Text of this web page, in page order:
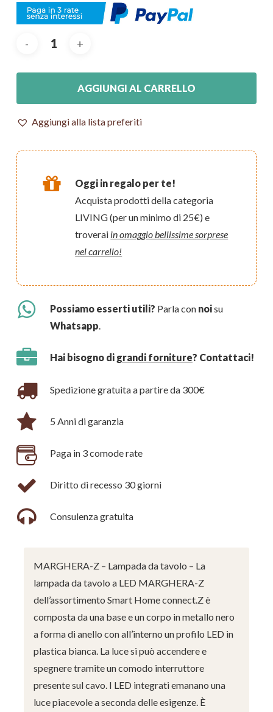
AGGIUNGI AL CARRELLO
Aggiungi alla lista preferiti
Oggi in regalo per te!
Acquista prodotti della categoria
LIVING (per un minimo di 25€) e
troverai in omaggio bellissime sorprese
nel carrello!
Possiamo esserti utili? Parla con noisu
Whatsapp
Hai bisogno di grandi forniture? Contattaci!
Spedizione gratuita a partire da 300€
5 Anni di garanzia
Paga in 3 comode rate
Diritto di recesso 30 giorni
Consulenza gratuita
MARGHERA-Z – Lampada da tavolo – La
lampada da tavolo a LED MARGHERA-Z
dell’assortimento Smart Home connect.Z è
composta da una base e un corpo in metallo nero
a forma di anello con all’interno un profilo LED in
plastica bianca. La luce si può accendere e
spegnere tramite un comodo interruttore
presente sul cavo. I LED integrati emanano una
luce piacevole a seconda delle esigenze. È